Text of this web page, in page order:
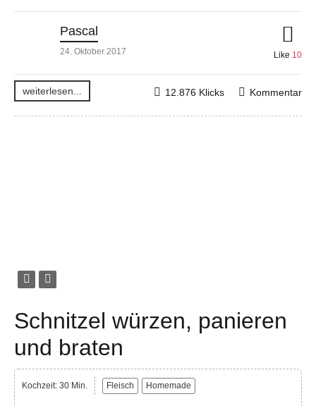
Pascal
24. Oktober 2017 Like 10
weiterlesen... Kommentar
12.876 Klicks
Schnitzel würzen, panieren
und braten
Kochzeit: 30 Min. Fleisch Homemade